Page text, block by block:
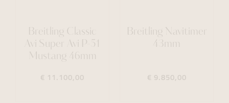
Breitling Classic
Avi Super Avi P-51
Mustang 46mm
€ 11.100,00
Breitling Navitimer
43mm
€ 9.850,00